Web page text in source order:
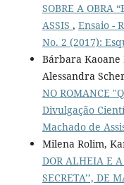
SOBRE A OBRA
ASSIS , Ensaio -
No. 2 (2017):
Bárbara Kaoane
Alessandra
NO ROMANCE
Divulgação
Machado de
Milena Rolim,
DOR ALHEIA E
SECRETA’’, DE